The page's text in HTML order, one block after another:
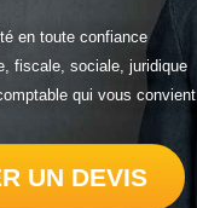
en toute confiance
fiscale, sociale, juridique
qui vous convient
UN DEVIS